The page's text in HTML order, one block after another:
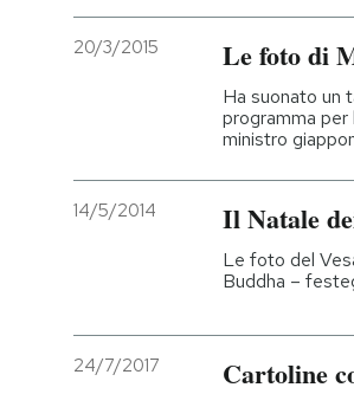
20/3/2015 Le foto di
Ha suonato un
programma
ministro
14/5/2014 Il Natale
Le foto del
Buddha –
24/7/2017 Cartoline